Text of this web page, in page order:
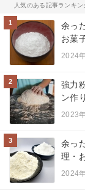
人気のある記事ランキン
1
余っ
お菓
2024
2
強力
ン作
2023
3
余っ
理・
2024